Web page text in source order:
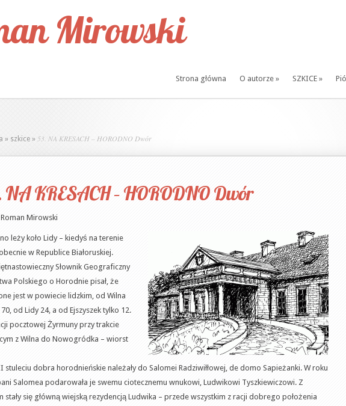
Mirowski
Strona główna O autorze » SZKICE »
» szkice » 53. NA KRESACH – HORODNO Dwór
NA KRESACH – HORODNO Dwór
Mirowski
leży koło Lidy – kiedyś na terenie
w Republice Białoruskiej.
Słownik Geograficzny
Polskiego o Horodnie pisał, że
jest w powiecie lidzkim, od Wilna
od Lidy 24, a od Ejszyszek tylko 12.
pocztowej Żyrmuny przy trakcie
z Wilna do Nowogródka – wiorst
stuleciu dobra horodnieńskie należały do Salomei Radziwiłłowej, de domo Sapieżanki. W roku
Salomea podarowała je swemu ciotecznemu wnukowi, Ludwikowi Tyszkiewiczowi. Z
stały się główną wiejską rezydencją Ludwika – przede wszystkim z racji dobrego położenia